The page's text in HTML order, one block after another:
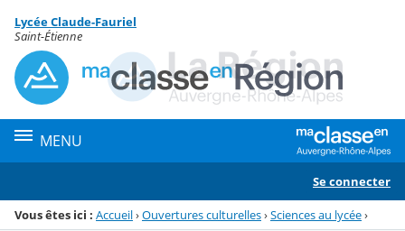
Menu de la rubrique
Contenu
Lycée Claude-Fauriel
Saint-Étienne
MENU
Se connecter
Vous êtes ici : Accueil›Ouvertures culturelles›Sciences au lycée›